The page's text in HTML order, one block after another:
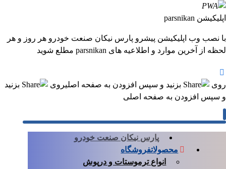
اپلیکیشن parsnikan
با نصب وب اپلیکیشن پیشرو پارس نیکان صنعت خودرو هر روز و هر
لحظه از آخرین موارد و اطلاعیه های parsnikan مطلع شوید
روی بزنید و سپس افزودن به صفحه اصلیروی
بزنید
و سپس افزودن به صفحه اصلی
پارس نیکان صنعت خودرو
محصولاتفروشگاه
انواع ترموستات و درپوش